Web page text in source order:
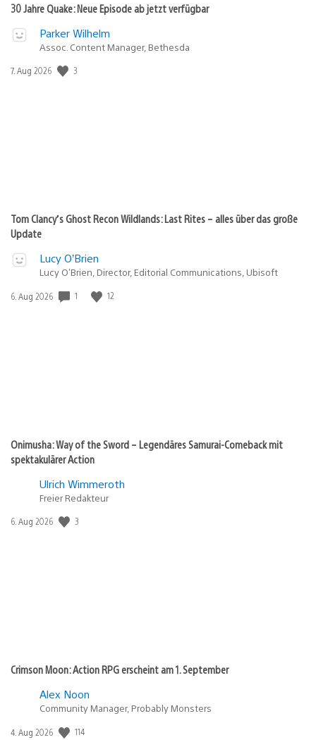
30 Jahre Quake: Neue Episode ab jetzt verfügbar
Parker Wilhelm
Assoc. Content Manager, Bethesda
Veröffentlichungsdatum:
7. Aug 2026 3
Tom Clancy’s Ghost Recon Wildlands: Last Rites – alles über das große
Update
Lucy O’Brien
Lucy O’Brien, Director, Editorial Communications, Ubisoft
Veröffentlichungsdatum:
6. Aug 2026 1 12
Onimusha: Way of the Sword – Legendäres Samurai-Comeback mit
spektakulärer Action
Ulrich Wimmeroth
Freier Redakteur
Veröffentlichungsdatum:
6. Aug 2026 3
Crimson Moon: Action RPG erscheint am 1. September
Alex Noon
Community Manager, Probably Monsters
Veröffentlichungsdatum:
4. Aug 2026 114